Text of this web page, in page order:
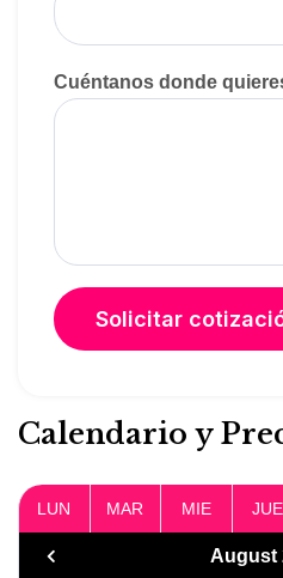
Cuéntanos donde
Calendario y
LUN MAR MIE JUE
August